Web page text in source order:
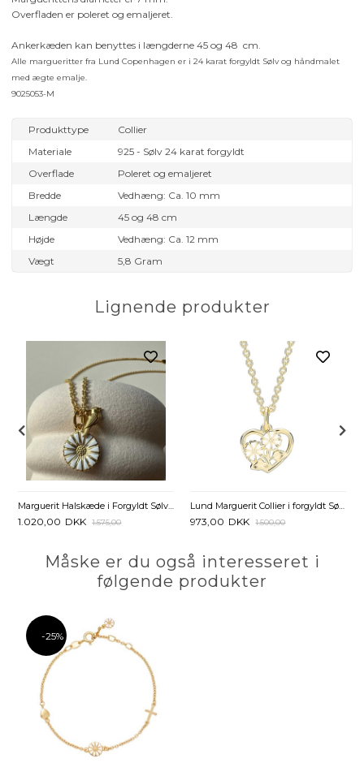
Overfladen er poleret og emaljeret.
Ankerkæden kan benyttes i længderne 45 og 48 cm.
Alle margueritter fra Lund Copenhagen er i 24 karat forgyldt Sølv og håndmalet
med ægte emalje.
9025053-M
Produkttype
Collier
Materiale
925 - Sølv 24 karat forgyldt
Overflade
Poleret og emaljeret
Bredde
Vedhæng: Ca. 10 mm
Længde
45 og 48 cm
Højde
Vedhæng: Ca. 12 mm
Vægt
5,8 Gram
Lignende produkter
Marguerit Halskæde i Forgyldt Sølv med Fugl – Lund Copenhagen
1.020,00 DKK 1.575,00
Lund Marguerit Collier i forgyldt Sølv med Hjerte
973,00 DKK 1.500,00
Måske er du også interesseret i
følgende produkter
-25%